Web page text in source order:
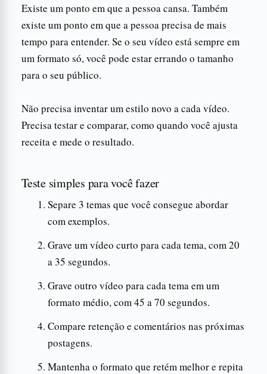
Existe um ponto em que a pessoa cansa. Também
existe um ponto em que a pessoa precisa de mais
tempo para entender. Se o seu vídeo está sempre em
um formato só, você pode estar errando o tamanho
para o seu público.
Não precisa inventar um estilo novo a cada vídeo.
Precisa testar e comparar, como quando você ajusta
receita e mede o resultado.
Teste simples para você fazer
Separe 3 temas que você consegue abordar
com exemplos.
Grave um vídeo curto para cada tema, com 20
a 35 segundos.
Grave outro vídeo para cada tema em um
formato médio, com 45 a 70 segundos.
Compare retenção e comentários nas próximas
postagens.
Mantenha o formato que retém melhor e repita